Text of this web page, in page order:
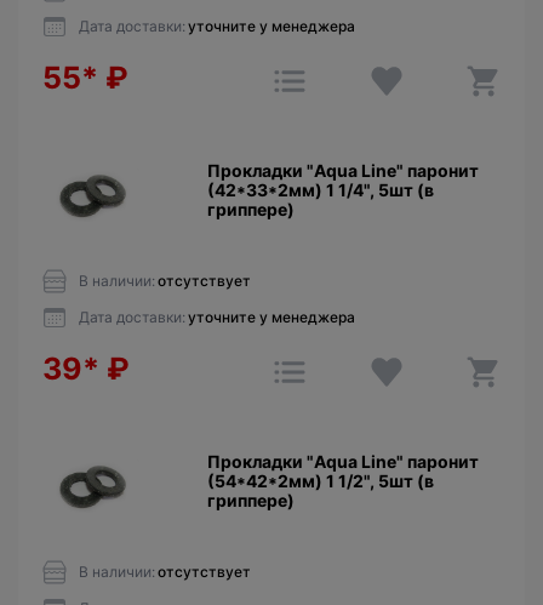
Дата доставки: уточните у менеджера
55* ₽
Прокладки "Aqua Line" паронит
(42*33*2мм) 1 1/4", 5шт (в
гриппере)
В наличии: отсутствует
Дата доставки: уточните у менеджера
39* ₽
Прокладки "Aqua Line" паронит
(54*42*2мм) 1 1/2", 5шт (в
гриппере)
В наличии: отсутствует